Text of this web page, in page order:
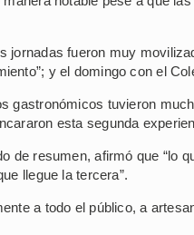
jornadas fueron muy
y el domingo con el
gastronómicos tuvieron
esta segunda
de resumen, afirmó que
llegue la tercera”.
a todo el público, a